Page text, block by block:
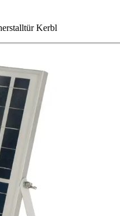
Kerbl